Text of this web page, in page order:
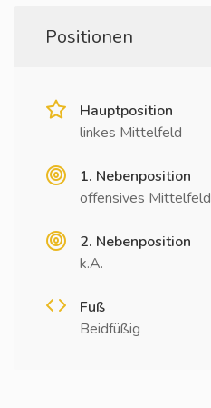
Positionen
Hauptposition
linkes Mittelfeld
1. Nebenposition
offensives Mittelfeld
2. Nebenposition
k.A.
Fuß
Beidfüßig